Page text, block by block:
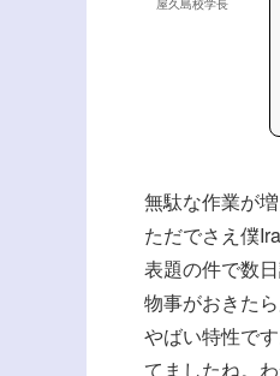
屋久島校学長
無駄な作業が
ただでさえ僕
表題の件で数日
物事がおきた
やばい特性です
てましたね。